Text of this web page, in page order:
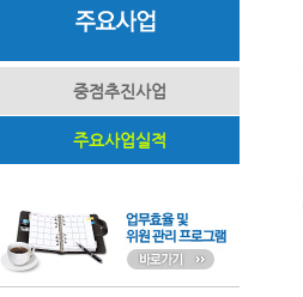
중점추진사업
주요사업실적